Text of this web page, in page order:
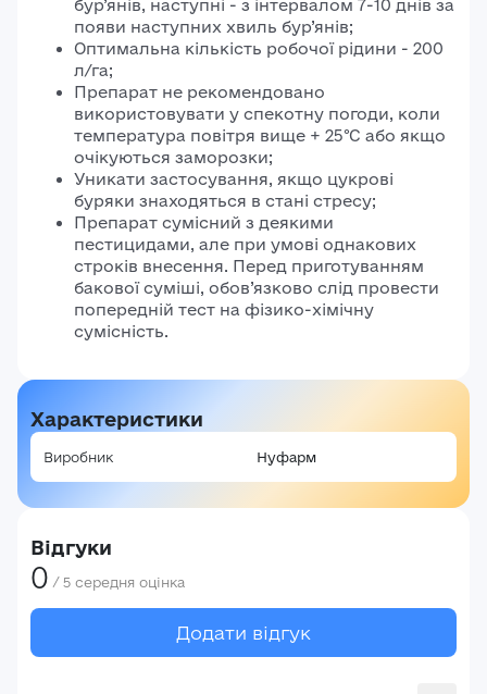
бур’янів, наступні - з інтервалом 7-10 днів за
появи наступних хвиль бур’янів;
Оптимальна кількість робочої рідини - 200
л/га;
Препарат не рекомендовано
використовувати у спекотну погоди, коли
температура повітря вище + 25°С або якщо
очікуються заморозки;
Уникати застосування, якщо цукрові
буряки знаходяться в стані стресу;
Препарат сумісний з деякими
пестицидами, але при умові однакових
строків внесення. Перед приготуванням
бакової суміші, обов’язково слід провести
попередній тест на фізико-хімічну
сумісність.
Характеристики
Виробник Нуфарм
Відгуки
0 / 5 середня оцінка
Додати відгук
Ваші враження*
Ваша оцінка
Авторизація
E-mail*
Пароль*
Забули пароль? Реєстрація
Увійти